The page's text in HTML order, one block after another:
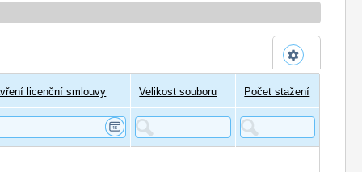
licenční smlouvy Velikost souboru Počet stažení